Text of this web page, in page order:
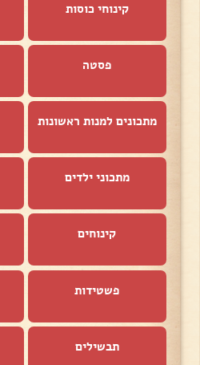
קינוחי כוסות
פסטה
מתכונים למנות ראשונות
מתכוני ילדים
קינוחים
פשטידות
תבשילים